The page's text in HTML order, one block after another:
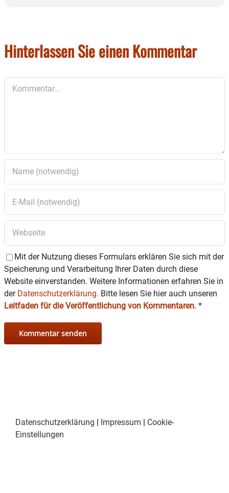
Hinterlassen Sie einen Kommentar
Mit der Nutzung dieses Formulars erklären Sie sich mit der
Speicherung und Verarbeitung Ihrer Daten durch diese
Website einverstanden. Weitere Informationen erfahren Sie in
der Datenschutzerklärung. Bitte lesen Sie hier auch unseren
Leitfaden für die Veröffentlichung von Kommentaren. *
Datenschutzerklärung | Impressum | Cookie-
Einstellungen